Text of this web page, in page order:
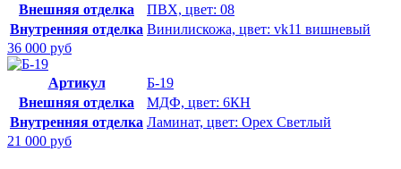
Внешняя отделка
ПВХ, цвет: 08
Внутренняя отделка Винилискожа, цвет: vk11 вишневый
36 000 руб
Артикул
Б-19
Внешняя отделка
МДФ, цвет: 6КН
Внутренняя отделка Ламинат, цвет: Орех Светлый
21 000 руб